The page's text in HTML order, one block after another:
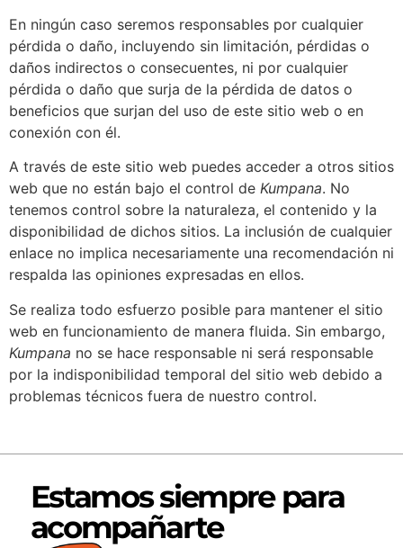
En ningún caso seremos responsables por cualquier
pérdida o daño, incluyendo sin limitación, pérdidas o
daños indirectos o consecuentes, ni por cualquier
pérdida o daño que surja de la pérdida de datos o
beneficios que surjan del uso de este sitio web o en
conexión con él.
A través de este sitio web puedes acceder a otros sitios
web que no están bajo el control de Kumpana. No
tenemos control sobre la naturaleza, el contenido y la
disponibilidad de dichos sitios. La inclusión de cualquier
enlace no implica necesariamente una recomendación ni
respalda las opiniones expresadas en ellos.
Se realiza todo esfuerzo posible para mantener el sitio
web en funcionamiento de manera fluida. Sin embargo,
Kumpana no se hace responsable ni será responsable
por la indisponibilidad temporal del sitio web debido a
problemas técnicos fuera de nuestro control.
Estamos siempre para
acompañarte